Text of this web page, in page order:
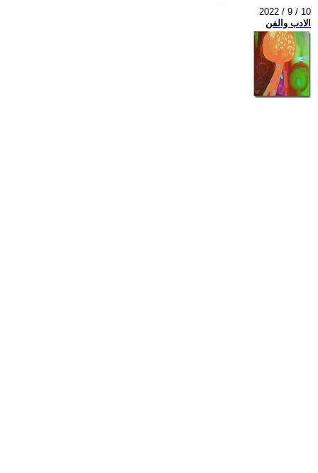
2022 / 9 / 10
الادب والفن